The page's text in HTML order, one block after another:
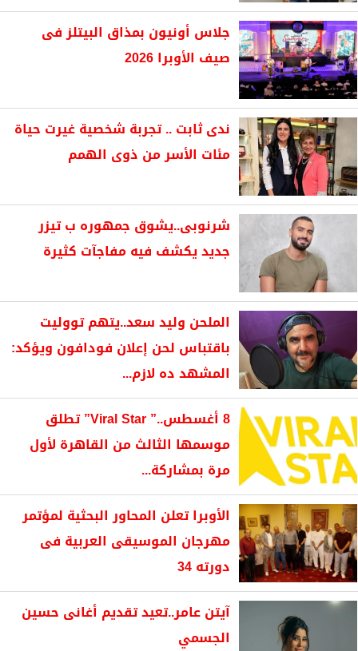
جلاس أونيون بمذاق البيتلز فى
صيف الأوبرا 2026
ندى ثابت .. تجربة شخصية غيرت حياة
مئات الأسر من ذوى الهمم
شرنوبى..يشوق جمهوره ب تيزر
جديد يكشف فيه مفاجآت كثيرة
الملحن وليد سعد..يتهم تووليت
باقتباس لحن إعلان فودافون ويؤكد:
المشهد ده لازم...
8 أغسطس..” Viral Star” تطلق
موسمها الثالث من القاهرة لأول
مرة بمشاركة...
الأوبرا تعلن المحاور البحثية لمؤتمر
مهرجان الموسيقى العربية فى
دورته 34
آيتن عامر..تعيد تقديم أغانى حسين
الجسمي